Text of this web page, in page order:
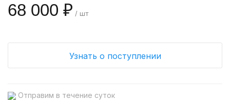
68 000 ₽ / шт
Узнать о поступлении
Отправим в течение суток